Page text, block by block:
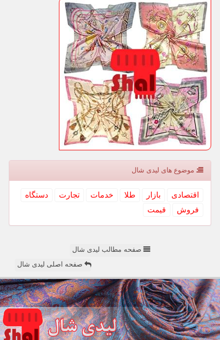
موضوع های لیدی شال
اقتصادی بازار طلا خدمات تجارت
دستگاه
فروش
قیمت
صفحه مطالب لیدی شال
صفحه اصلی لیدی شال